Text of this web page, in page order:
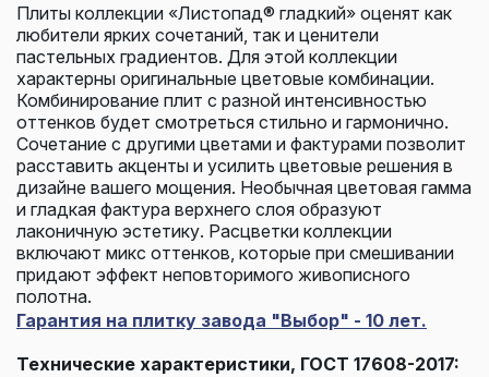
Плиты коллекции «Листопад® гладкий» оценят как
любители ярких сочетаний, так и ценители
пастельных градиентов. Для этой коллекции
характерны оригинальные цветовые комбинации.
Комбинирование плит с разной интенсивностью
оттенков будет смотреться стильно и гармонично.
Сочетание с другими цветами и фактурами позволит
расставить акценты и усилить цветовые решения в
дизайне вашего мощения. Необычная цветовая гамма
и гладкая фактура верхнего слоя образуют
лаконичную эстетику. Расцветки коллекции
включают микс оттенков, которые при смешивании
придают эффект неповторимого живописного
полотна.
Гарантия на плитку завода "Выбор" - 10 лет.
Технические характеристики, ГОСТ 17608-2017: